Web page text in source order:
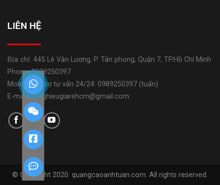
LIÊN HỆ
Địa chỉ: 445 Lê Văn Lương, P. Tân phong, Quận 7, TP.Hồ Chí Minh
Phone: 0989250397
Mobile: Hỗ trợ tư vấn 24/24: 0989250397 (tuấn)
E-mail: banghieugiarehcm@gmail.com
© Copyright 2020. quangcaoanhtuan.com. All rights reserved.